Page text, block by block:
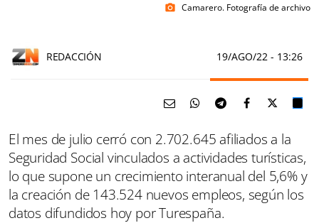
photo_camera Camarero. Fotografía de archivo
REDACCIÓN 19/AGO/22 - 13:26
El mes de julio cerró con 2.702.645 afiliados a la
Seguridad Social vinculados a actividades turísticas,
lo que supone un crecimiento interanual del 5,6% y
la creación de 143.524 nuevos empleos, según los
datos difundidos hoy por Turespaña.